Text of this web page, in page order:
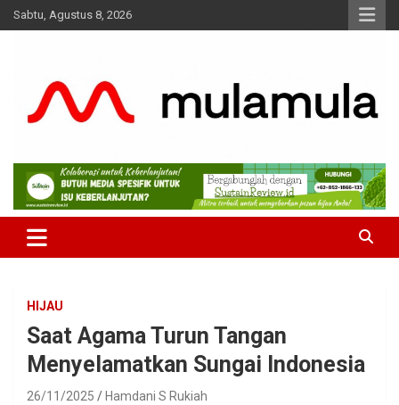
Skip
to
Sabtu, Agustus 8, 2026
MulaMula
Medianya para Gen Z
HIJAU
Saat Agama Turun Tangan
Menyelamatkan Sungai Indonesia
26/11/2025 Hamdani S Rukiah